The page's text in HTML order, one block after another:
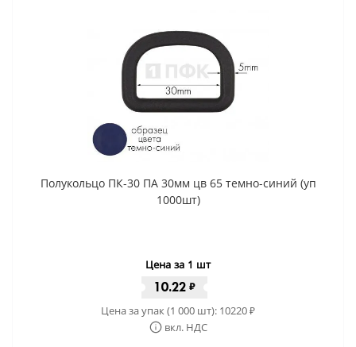
Полукольцо ПК-30 ПА 30мм цв 65 темно-синий (уп
1000шт)
Цена за 1 шт
10.22 ₽
Цена за упак (1 000 шт): 10220₽
вкл. НДС